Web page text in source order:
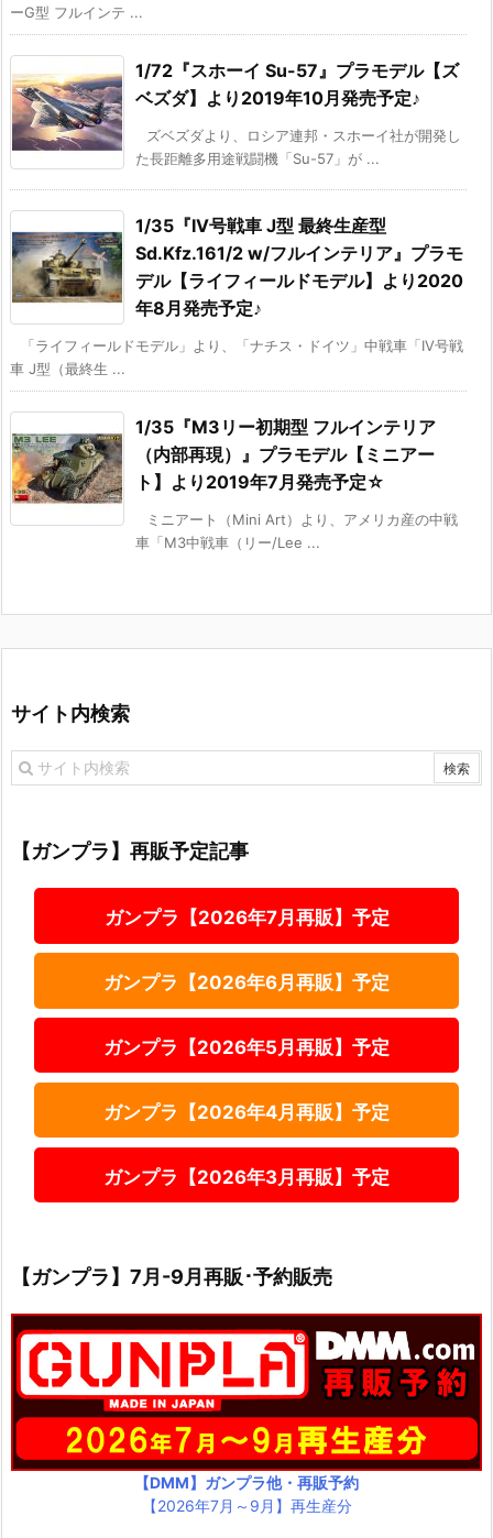
ーG型 フルインテ ...
1/72『スホーイ Su-57』プラモデル【ズ
ベズダ】より2019年10月発売予定♪
ズベズダより、ロシア連邦・スホーイ社が開発し
た長距離多用途戦闘機「Su-57」が ...
1/35『IV号戦車 J型 最終生産型
Sd.Kfz.161/2 w/フルインテリア』プラモ
デル【ライフィールドモデル】より2020
年8月発売予定♪
「ライフィールドモデル」より、「ナチス・ドイツ」中戦車「IV号戦
車 J型（最終生 ...
1/35『M3リー初期型 フルインテリア
（内部再現）』プラモデル【ミニアー
ト】より2019年7月発売予定☆
ミニアート（Mini Art）より、アメリカ産の中戦
車「M3中戦車（リー/Lee ...
サイト内検索
【ガンプラ】再販予定記事
ガンプラ【2026年7月再販】予定
ガンプラ【2026年6月再販】予定
ガンプラ【2026年5月再販】予定
ガンプラ【2026年4月再販】予定
ガンプラ【2026年3月再販】予定
【ガンプラ】7月-9月再販･予約販売
【DMM】ガンプラ他・再販予約
【2026年7月～9月】再生産分